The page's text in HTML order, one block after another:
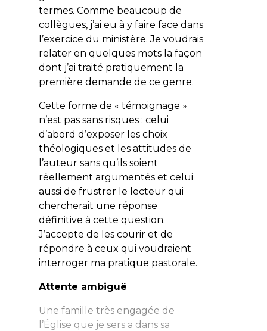
termes. Comme beaucoup de
collègues, j’ai eu à y faire face dans
l’exercice du ministère. Je voudrais
relater en quelques mots la façon
dont j’ai traité pratiquement la
première demande de ce genre.
Cette forme de « témoignage »
n’est pas sans risques : celui
d’abord d’exposer les choix
théologiques et les attitudes de
l’auteur sans qu’ils soient
réellement argumentés et celui
aussi de frustrer le lecteur qui
chercherait une réponse
définitive à cette question.
J’accepte de les courir et de
répondre à ceux qui voudraient
interroger ma pratique pastorale.
Attente ambiguë
Une famille très engagée de
l’Église que je sers a dans sa